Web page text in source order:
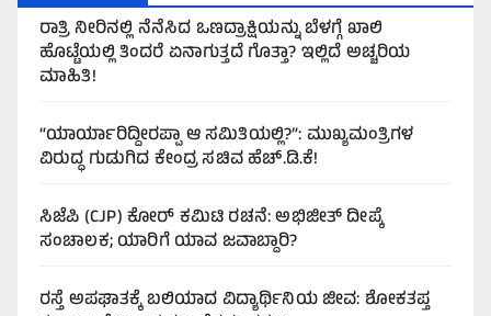
ರಾತ್ರಿ ನೀರಿನಲ್ಲಿ ನೆನೆಸಿದ ಒಣದ್ರಾಕ್ಷಿಯನ್ನು ಬೆಳಗ್ಗೆ ಖಾಲಿ
ಹೊಟ್ಟೆಯಲ್ಲಿ ತಿಂದರೆ ಏನಾಗುತ್ತದೆ ಗೊತ್ತಾ? ಇಲ್ಲಿದೆ ಅಚ್ಚರಿಯ
ಮಾಹಿತಿ!
“ಯಾರ್ಯಾರಿದ್ದೀರಪ್ಪಾ ಆ ಸಮಿತಿಯಲ್ಲಿ?”: ಮುಖ್ಯಮಂತ್ರಿಗಳ
ವಿರುದ್ಧ ಗುಡುಗಿದ ಕೇಂದ್ರ ಸಚಿವ ಹೆಚ್.ಡಿ.ಕೆ!
ಸಿಜೆಪಿ (CJP) ಕೋರ್ ಕಮಿಟಿ ರಚನೆ: ಅಭಿಜೀತ್ ದೀಪ್ಕೆ
ಸಂಚಾಲಕ; ಯಾರಿಗೆ ಯಾವ ಜವಾಬ್ದಾರಿ?
ರಸ್ತೆ ಅಪಘಾತಕ್ಕೆ ಬಲಿಯಾದ ವಿದ್ಯಾರ್ಥಿನಿಯ ಜೀವ: ಶೋಕತಪ್ತ